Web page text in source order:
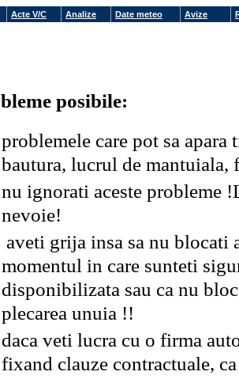
Acte V/C Analize Date meteo Avize
posibile:
problemele care pot sa
bautura, lucrul de
nu ignorati aceste probleme
nevoie!
aveti grija insa sa nu blocati
momentul in care sunteti
disponibilizata sau ca nu
plecarea unuia !!
daca veti lucra cu o firma
fixand clauze contractuale,